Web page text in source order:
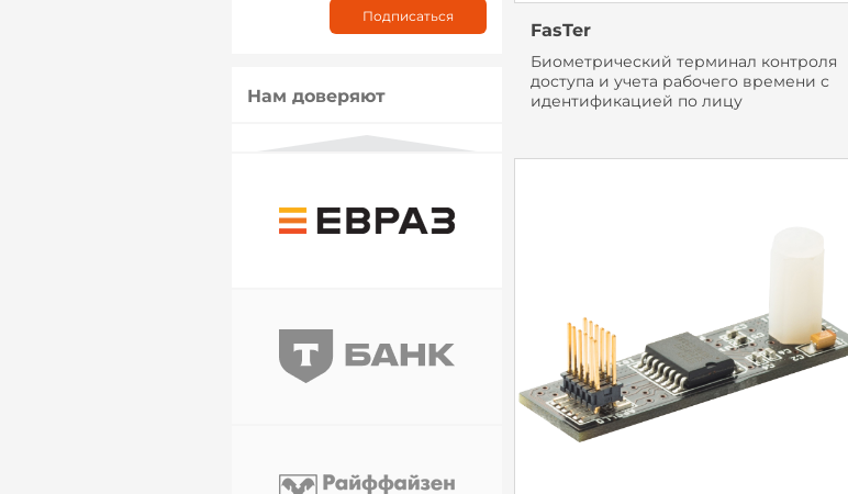
Нам доверяют
FasTer
Биометрический терминал контроля
доступа и учета рабочего времени с
идентификацией по лицу